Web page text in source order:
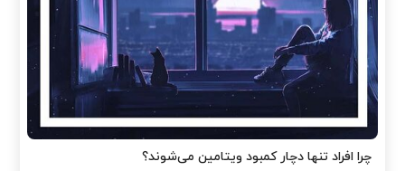
چرا افراد تنها دچار کمبود ویتامین می‌شوند؟